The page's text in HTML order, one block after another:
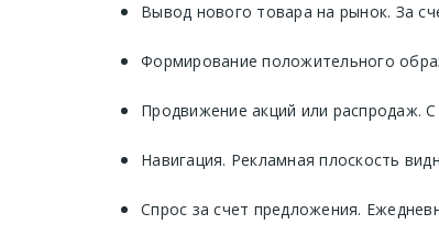
Вывод нового товара на рынок. За
Формирование положительного
Продвижение акций или распродаж.
Навигация. Рекламная плоскость
Спрос за счет предложения.